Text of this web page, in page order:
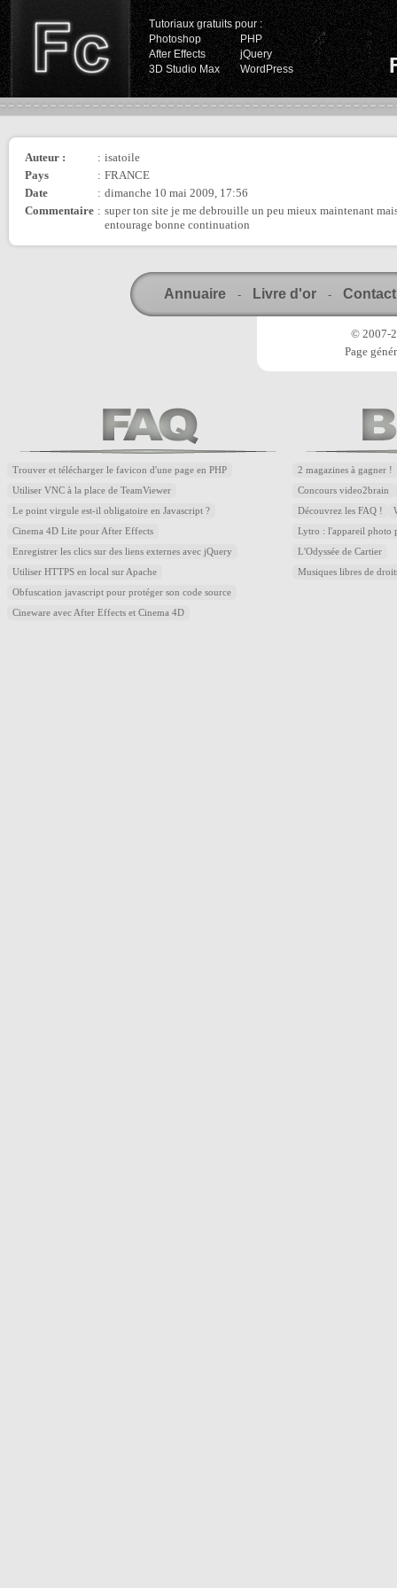
Tutoriaux gratuits pour :
Photoshop
PHP
After Effects
jQuery
3D Studio Max
WordPress
Auteur : : isatoile
Pays
: FRANCE
Date
: dimanche 10 mai 2009, 17:56
Commentaire : super ton site je me debrouille un peu mieux maintenant
entourage bonne continuation
Annuaire - Livre d'or - Contact
© 2007-
Page
Trouver et télécharger le favicon d'une page en PHP
Utiliser VNC à la place de TeamViewer
Le point virgule est-il obligatoire en Javascript ?
Cinema 4D Lite pour After Effects
Enregistrer les clics sur des liens externes avec jQuery
Utiliser HTTPS en local sur Apache
Obfuscation javascript pour protéger son code source
Cineware avec After Effects et Cinema 4D
2 magazines à gagner !
Concours video2brain
Découvrez les FAQ !
Lytro : l'appareil photo
L'Odyssée de Cartier
Musiques libres de